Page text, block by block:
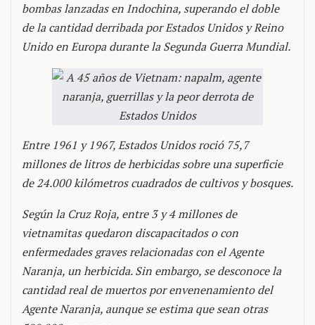
bombas lanzadas en Indochina, superando el doble
de la cantidad derribada por Estados Unidos y Reino
Unido en Europa durante la Segunda Guerra Mundial.
Entre 1961 y 1967, Estados Unidos roció 75,7
millones de litros de herbicidas sobre una superficie
de 24.000 kilómetros cuadrados de cultivos y bosques.
Según la Cruz Roja, entre 3 y 4 millones de
vietnamitas quedaron discapacitados o con
enfermedades graves relacionadas con el Agente
Naranja, un herbicida. Sin embargo, se desconoce la
cantidad real de muertos por envenenamiento del
Agente Naranja, aunque se estima que sean otras